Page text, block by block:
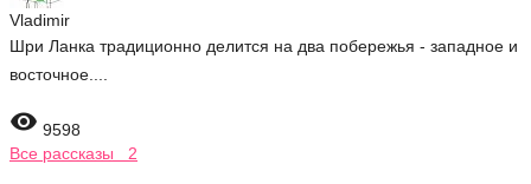
Vladimir
Шри Ланка традиционно делится на два побережья - западное и
восточное....
 9598
Все рассказы 2